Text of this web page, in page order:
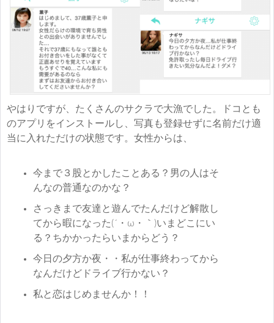
やはりですが、たくさんのサクラで大漁でした。ドコとも
のアプリをインストールし、写真も登録せずに名前だけ適
当に入れただけの状態です。女性からは、
今まで３股とかしたことある？男の人はそ
んなの普通なのかな？
さっきまで友達と遊んでたんだけど解散し
てから暇になった(´・ω・｀)いまどこにい
る？ちかかったらいまからどう？
今日の夕方か夜・・私が仕事終わってから
なんだけどドライブ行かない？
私と恋はじめませんか！！